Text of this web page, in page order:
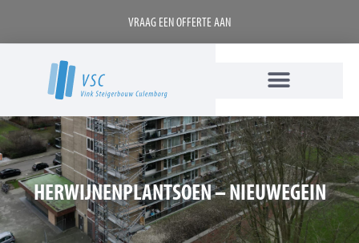
VRAAG EEN OFFERTE AAN
HERWIJNENPLANTSOEN – NIEUWEGEIN